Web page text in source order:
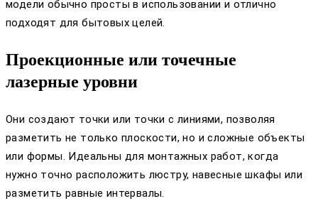
модели обычно просты в использовании и отлично
подходят для бытовых целей.
Проекционные или точечные
лазерные уровни
Они создают точки или точки с линиями, позволяя
разметить не только плоскости, но и сложные объекты
или формы. Идеальны для монтажных работ, когда
нужно точно расположить люстру, навесные шкафы или
разметить равные интервалы.